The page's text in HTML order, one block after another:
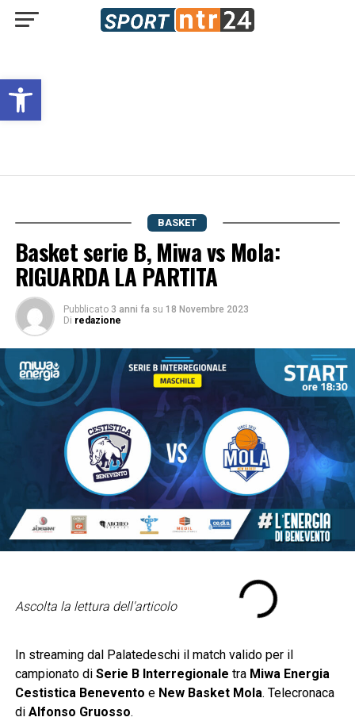
Open toolbar
BASKET
Basket serie B, Miwa vs Mola:
RIGUARDA LA PARTITA
Pubblicato 3 anni fa su 18 Novembre 2023
Di redazione
Ascolta la lettura dell'articolo
In streaming dal Palatedeschi il match valido per il
campionato di Serie B Interregionale tra Miwa Energia
Cestistica Benevento e New Basket Mola. Telecronaca
diAlfonso Gruosso.